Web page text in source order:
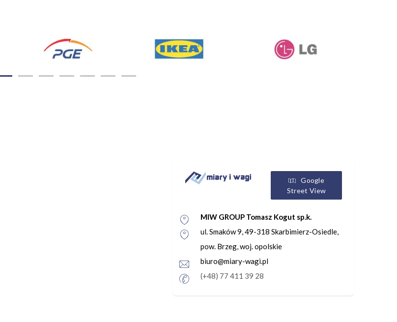
Google
Street View
MIW GROUP Tomasz Kogut sp.k.
ul. Smaków 9, 49-318 Skarbimierz-Osiedle,
pow. Brzeg, woj. opolskie
biuro@miary-wagi.pl
(+48) 77 411 39 28